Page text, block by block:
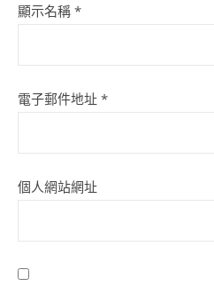
顯示名稱 *
電子郵件地址 *
個人網站網址